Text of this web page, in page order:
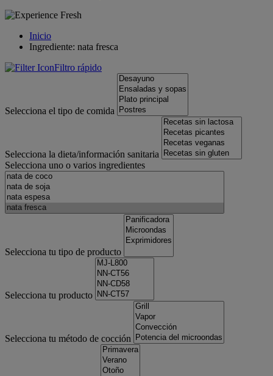
Inicio
Ingrediente: nata fresca
Filtro rápido
Selecciona el tipo de comida
Selecciona la dieta/información sanitaria
Selecciona uno o varios ingredientes
Selecciona tu tipo de producto
Selecciona tu producto
Selecciona tu método de cocción